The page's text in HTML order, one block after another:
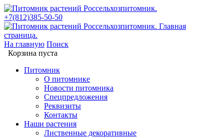
+7(812)385-50-50
На главную Поиск
Корзина пуста
Питомник
О питомнике
Новости питомника
Спецпредложения
Реквизиты
Контакты
Наши растения
Лиственные декоративные